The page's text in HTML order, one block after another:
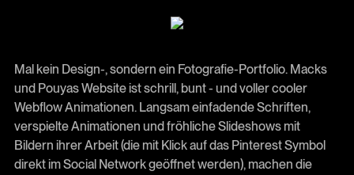
Mal kein Design-, sondern ein Fotografie-Portfolio. Macks
und Pouyas Website ist schrill, bunt - und voller cooler
Webflow Animationen. Langsam einfadende Schriften,
verspielte Animationen und fröhliche Slideshows mit
Bildern ihrer Arbeit (die mit Klick auf das Pinterest Symbol
direkt im Social Network geöffnet werden), machen die